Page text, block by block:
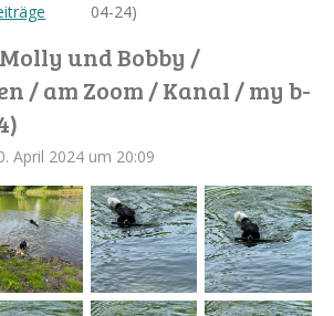
04-24)
und Bobby /
/ am Zoom / Kanal / my b-
April 2024 um 20:09